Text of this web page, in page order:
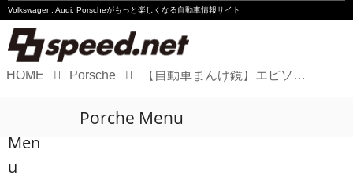
Volkswagen, Audi, Porscheがもっと楽しくなる自動車情報サイト
Audi
HOME Porsche 【自動車まんげ鏡】エピソード24：「伝統と革新と色気」を備えた、ポルシェ 718 Boxter Style Edition試乗記
Men
u
Porche Menu